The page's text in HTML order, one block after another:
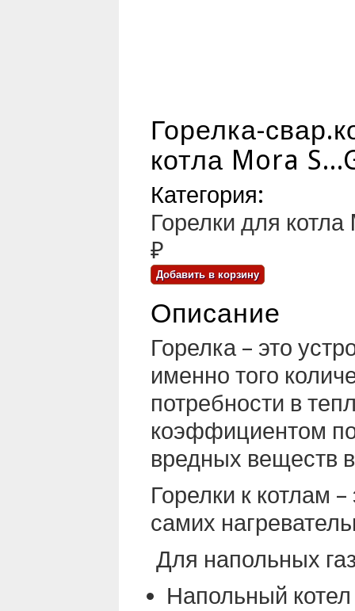
Горелка-
котла Mora
Категория:
Горелки для котла
₽
Описание
Горелка – это
именно того
потребности в
коэффициентом
вредных веществ
Горелки к котлам
самих
Для напольных
Напольный